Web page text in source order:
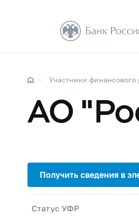
Участники финансового
АО
Статус УФР